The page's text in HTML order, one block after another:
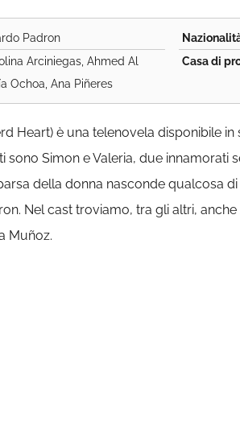
Padron
Arciniegas, Ahmed Al
Ochoa, Ana Piñeres
Casa di
Heart) è una telenovela disponibile
sono Simon e Valeria, due innamorati
della donna nasconde qualcosa
Nel cast troviamo, tra gli altri,
Muñoz.